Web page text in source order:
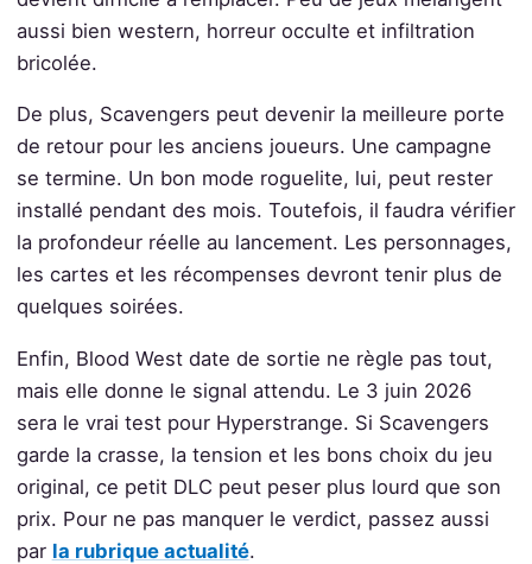
aussi bien western, horreur occulte et infiltration
bricolée.
De plus, Scavengers peut devenir la meilleure porte
de retour pour les anciens joueurs. Une campagne
se termine. Un bon mode roguelite, lui, peut rester
installé pendant des mois. Toutefois, il faudra vérifier
la profondeur réelle au lancement. Les personnages,
les cartes et les récompenses devront tenir plus de
quelques soirées.
Enfin, Blood West date de sortie ne règle pas tout,
mais elle donne le signal attendu. Le 3 juin 2026
sera le vrai test pour Hyperstrange. Si Scavengers
garde la crasse, la tension et les bons choix du jeu
original, ce petit DLC peut peser plus lourd que son
prix. Pour ne pas manquer le verdict, passez aussi
par la rubrique actualité.